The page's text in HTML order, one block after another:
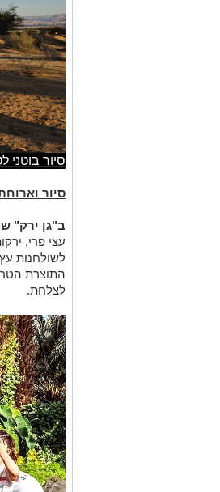
סיור בוטני
סיור
ב"גן ירק"
עצי פרי,
לשולחנות
התוצרת
לצלחת.